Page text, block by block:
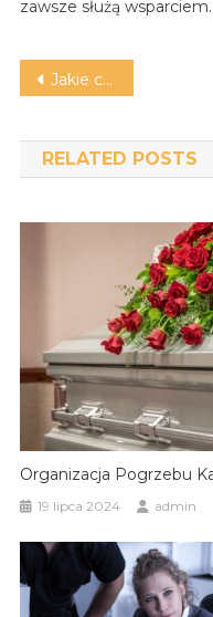
zawsze służą wsparciem.
Nawigacja
Jakie cechy mają reduktory do gazu propan-butan?
RELATED POSTS
Organizacja Pogrzebu
19 lipca 2024 admin